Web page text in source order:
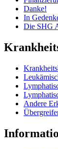
Danke!
In
Die SHG
Andere